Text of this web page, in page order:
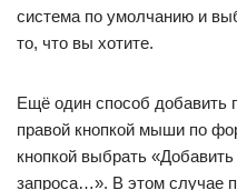
система по умолчанию и
то, что вы хотите.
Ещё один способ добавить
правой кнопкой мыши по
кнопкой выбрать
запроса…». В этом случае